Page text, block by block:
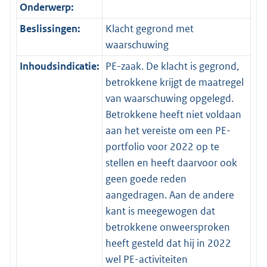
Onderwerp:
Beslissingen:
Klacht gegrond met
waarschuwing
Inhoudsindicatie: PE-zaak. De klacht is gegrond,
betrokkene krijgt de maatregel
van waarschuwing opgelegd.
Betrokkene heeft niet voldaan
aan het vereiste om een PE-
portfolio voor 2022 op te
stellen en heeft daarvoor ook
geen goede reden
aangedragen. Aan de andere
kant is meegewogen dat
betrokkene onweersproken
heeft gesteld dat hij in 2022
wel PE-activiteiten